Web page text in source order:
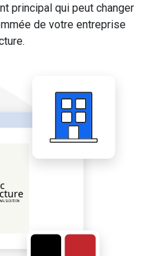
principal qui peut changer
de votre entreprise